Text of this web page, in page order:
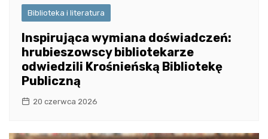
Biblioteka i literatura
Inspirująca wymiana doświadczeń:
hrubieszowscy bibliotekarze
odwiedzili Krośnieńską Bibliotekę
Publiczną
20 czerwca 2026